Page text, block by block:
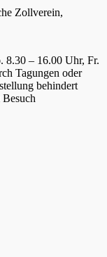
Zollverein,
8.30 – 16.00 Uhr, Fr.
Tagungen oder
behindert